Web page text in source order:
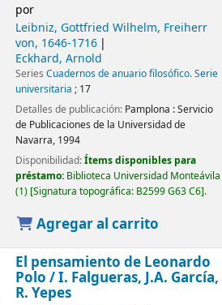
por
Leibniz, Gottfried Wilhelm, Freiherr
von, 1646-1716
Eckhard, Arnold
Series Cuadernos de anuario filosófico. Serie
universitaria ; 17
Detalles de publicación: Pamplona :Servicio
de Publicaciones de la Universidad de
Navarra, 1994
Disponibilidad:Ítems disponibles para
préstamo: Biblioteca Universidad Monteávila
(1) Signatura topográfica: B2599 G63 C6 .
Agregar al carrito
El pensamiento de Leonardo
Polo /I. Falgueras, J.A. García,
R. Yepes